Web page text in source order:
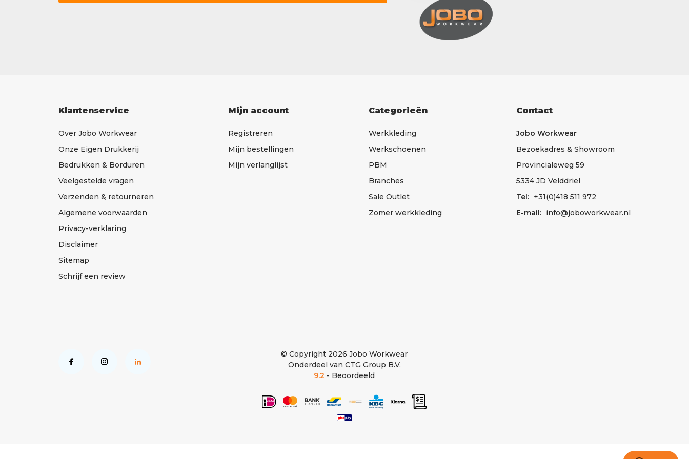
Klantenservice
Over Jobo Workwear
Onze Eigen Drukkerij
Bedrukken & Borduren
Veelgestelde vragen
Verzenden & retourneren
Algemene voorwaarden
Privacy-verklaring
Disclaimer
Sitemap
Schrijf een review
Mijn account
Registreren
Mijn bestellingen
Mijn verlanglijst
Categorieën
Werkkleding
Werkschoenen
PBM
Branches
Sale Outlet
Zomer werkkleding
Contact
Jobo Workwear
Bezoekadres & Showroom
Provincialeweg 59
5334 JD Velddriel
Tel: +31(0)418 511 972
E-mail: info@joboworkwear.nl
© Copyright 2026 Jobo Workwear
Onderdeel van CTG Group B.V.
9.2 - Beoordeeld